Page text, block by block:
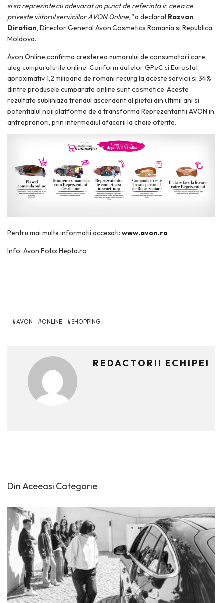
si sa reprezinte cu adevarat un punct de referinta in ceea ce
priveste viitorul serviciilor AVON Online,”a declarat Razvan
Diratian, Director General Avon Cosmetics Romania si Republica
Moldova.
Avon Online confirma cresterea numarului de consumatori care
aleg cumparaturile online. Conform datelor GPeC si Eurostat,
aproximativ 1,2 milioane de romani recurg la aceste servicii si 34%
dintre produsele cumparate online sunt cosmetice. Aceste
rezultate subliniaza trendul ascendent al pietei din ultimii ani si
potentialul noii platforme de a transforma Reprezentantii AVON in
antreprenori, prin intermediul afacerii la cheie oferite.
Pentru mai multe informatii accesati: www.avon.ro.
Info: Avon Foto: Hepta.ro
AVON ONLINE SHOPPING
REDACTORII ECHIPEI
Din Aceeasi Categorie